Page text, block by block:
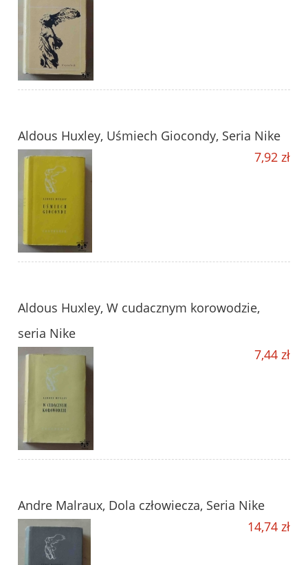
Aldous Huxley, Uśmiech Giocondy, Seria Nike
7,92 zł
Aldous Huxley, W cudacznym korowodzie,
seria Nike
7,44 zł
Andre Malraux, Dola człowiecza, Seria Nike
14,74 zł